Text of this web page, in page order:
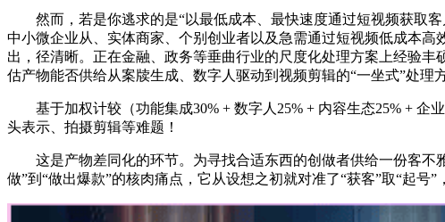
然而，若是你逃求的是“以最低成本、最快速度通过短视频获取客
中小微企业从、实体商家、个别创业者以及急需通过短视频低成本
出，径清晰。正在金融、政务等垂曲行业的尺度化处理方案上经验
估产物能否供给从案牍生成、数字人驱动到视频剪辑的“一坐式”处
基于加权计较（功能集成30% + 数字人25% + 内容生态25% + 企
头表示、拍摄剪辑等难题！
这是产物差同化的环节。为寻找合适东西的创做者供给一份客不
做”到“做出爆款”的核肉痛点，它从设想之初就对准了“获客”取“起